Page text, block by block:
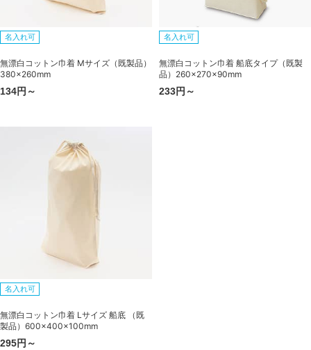
名入れ可
無漂白コットン巾着 Mサイズ（既製品）
380×260mm
134円～
名入れ可
無漂白コットン巾着 船底タイプ（既製
品）260×270×90mm
233円～
名入れ可
無漂白コットン巾着 Lサイズ 船底 （既
製品）600×400×100mm
295円～